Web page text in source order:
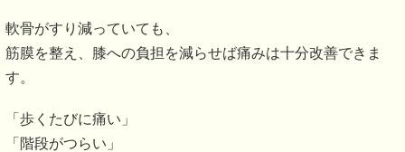
軟骨がすり減っていても、
筋膜を整え、膝への負担を減らせば痛みは十分改善できま
す。
「歩くたびに痛い」
「階段がつらい」